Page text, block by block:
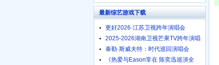
最新综艺游戏下载
更好2026·江苏卫视跨年演唱会
2025-2026湖南卫视芒果TV跨年演唱
泰勒·斯威夫特：时代巡回演唱会
《热爱与Eason常在 陈奕迅巡演全